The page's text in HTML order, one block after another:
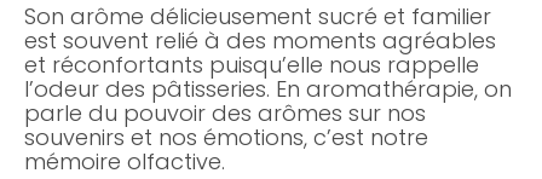
Son arôme délicieusement sucré et familier
est souvent relié à des moments agréables
et réconfortants puisqu’elle nous rappelle
l’odeur des pâtisseries. En aromathérapie, on
parle du pouvoir des arômes sur nos
souvenirs et nos émotions, c’est notre
mémoire olfactive.